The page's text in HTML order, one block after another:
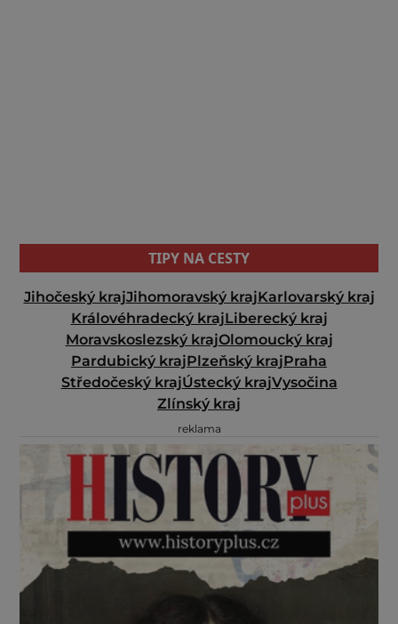
TIPY NA CESTY
Jihočeský krajJihomoravský krajKarlovarský kraj
Královéhradecký krajLiberecký kraj
Moravskoslezský krajOlomoucký kraj
Pardubický krajPlzeňský krajPraha
Středočeský krajÚstecký krajVysočina
Zlínský kraj
reklama